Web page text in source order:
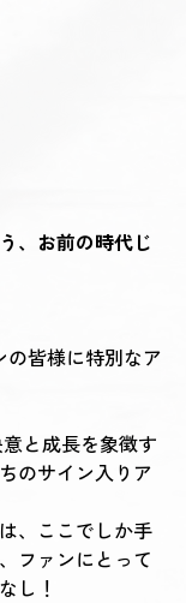
、お前の時代じ
皆様に特別なア
と成長を象徴す
のサイン入りア
、ここでしか手
ファンにとって
し！